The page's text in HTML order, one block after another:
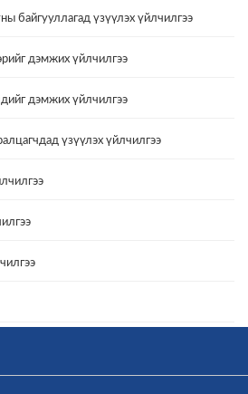
байгууллагад үзүүлэх үйлчилгээ
дэмжих үйлчилгээ
дэмжих үйлчилгээ
үзүүлэх үйлчилгээ